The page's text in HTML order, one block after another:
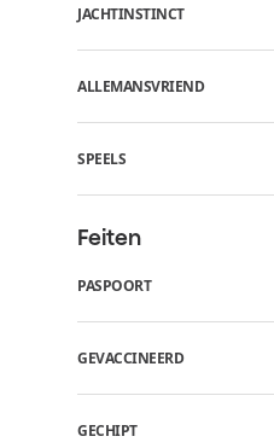
JACHTINSTINCT
ALLEMANSVRIEND
SPEELS
Feiten
PASPOORT
GEVACCINEERD
GECHIPT